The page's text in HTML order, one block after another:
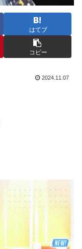
はてブ
コピー
2024.11.07